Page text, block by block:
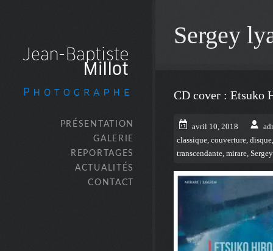
PRÉSENTATION
GALERIE
REPORTAGES
ACTUALITÉS
CONTACT
Sergey
CD cover : Etsuko
avril 10, 2018
classique, couverture, disque
transcendante, mirare,